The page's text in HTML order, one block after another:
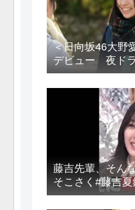
＜日向坂46大野
デビュー 夜ド
登場に「かわい
技上手じゃん！
藤吉先輩、そん
そこさく#藤吉夏